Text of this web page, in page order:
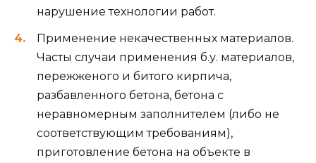
нарушение технологии работ.
Применение некачественных материалов.
Часты случаи применения б.у. материалов,
пережженого и битого кирпича,
разбавленного бетона, бетона с
неравномерным заполнителем (либо не
соответствующим требованиям),
приготовление бетона на объекте в